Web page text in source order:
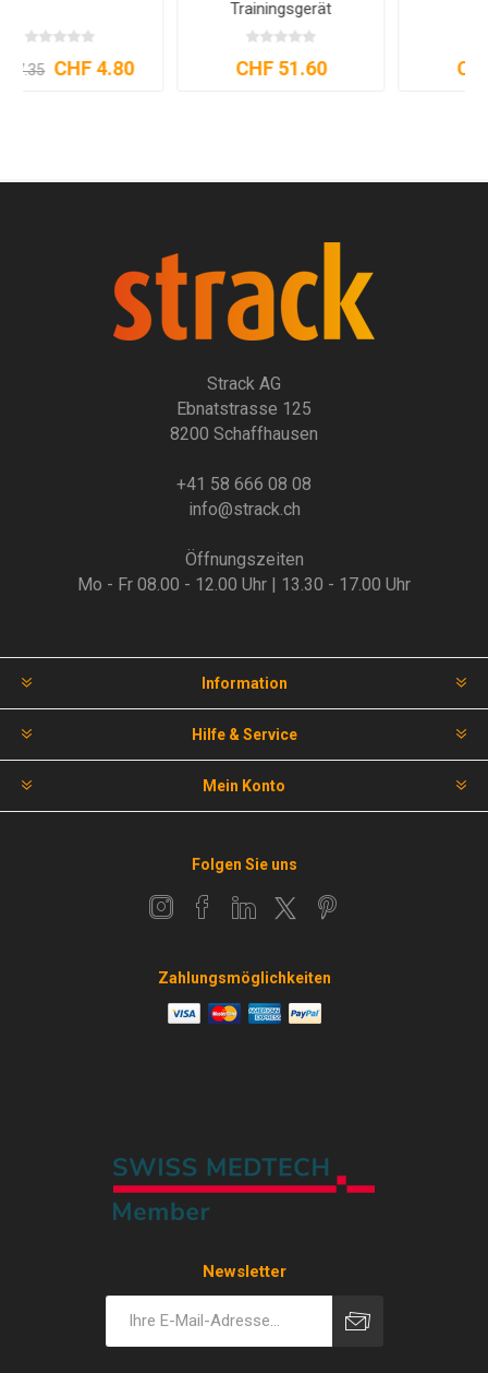
CHF 51.60 CHF 38.00
Strack AG
Ebnatstrasse 125
8200 Schaffhausen
+41 58 666 08 08
info@strack.ch
Öffnungszeiten
Mo - Fr 08.00 - 12.00 Uhr | 13.30 - 17.00 Uhr
Information
Hilfe & Service
Mein Konto
Folgen Sie uns
Zahlungsmöglichkeiten
Newsletter